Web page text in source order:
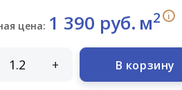
цена: 1 390 руб. м2 i
+ В корзину